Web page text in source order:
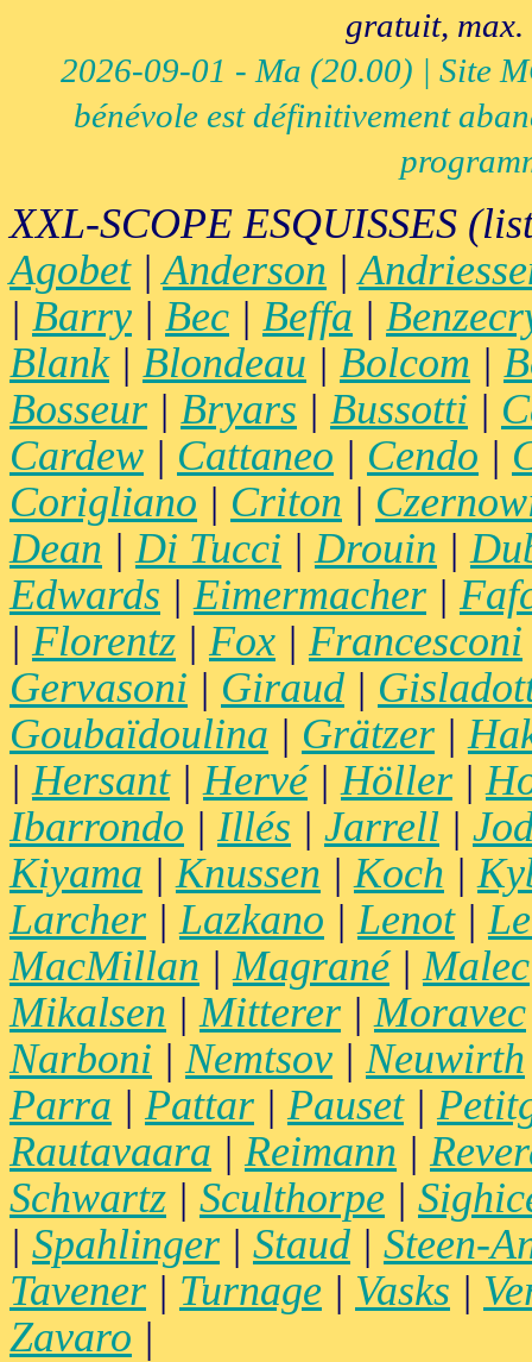
gratuit,
2026-09-01 - Ma (20.00) | Site
bénévole est définitivement
XXL-SCOPE ESQUISSES
Agobet|Anderson |
| Barry | Bec | Beffa |
Blank| Blondeau | Bolcom |
Bosseur | Bryars | Bussotti |
Cardew | Cattaneo | Cendo |
Corigliano | Criton |
Dean | Di Tucci | Drouin |
Edwards | Eimermacher |
| Florentz | Fox | Francesconi
Gervasoni | Giraud |
Goubaïdoulina | Grätzer |
| Hersant| Hervé| Höller |
Ibarrondo | Illés | Jarrell |
Kiyama | Knussen | Koch |
Larcher | Lazkano | Lenot|
MacMillan | Magrané| Malec
Mikalsen | Mitterer | Moravec
Narboni | Nemtsov | Neuwirth
Parra | Pattar | Pauset|
Rautavaara | Reimann |
Schwartz | Sculthorpe |
| Spahlinger | Staud | Steen-
Tavener | Turnage | Vasks |
Zavaro |